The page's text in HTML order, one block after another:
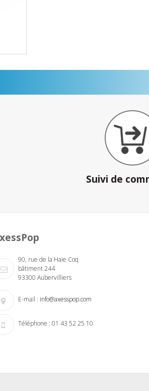
Suivi de
90, rue de la Haie Coq
bâtiment 244
93300 Aubervilliers
E-mail : info@axesspop.com
Téléphone : 01 43 52 25 10